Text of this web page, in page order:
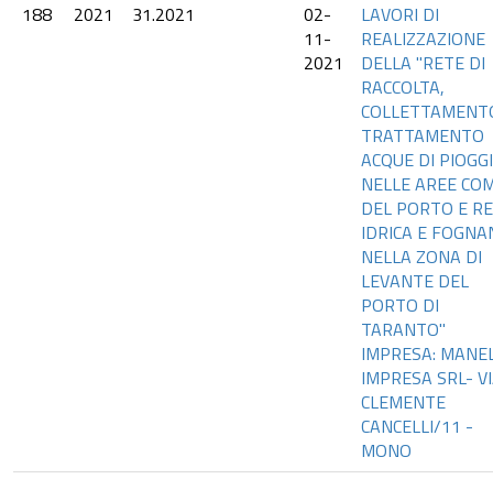
188
2021 31.2021
02-
11-
2021
LAVORI DI
REALIZZAZIONE
DELLA "RETE DI
RACCOLTA,
TRATTAMENTO
ACQUE DI
NELLE AREE
DEL PORTO E
IDRICA E
NELLA ZONA DI
LEVANTE DEL
PORTO DI
TARANTO"
IMPRESA:
IMPRESA SRL-
CLEMENTE
CANCELLI/11 -
MONO